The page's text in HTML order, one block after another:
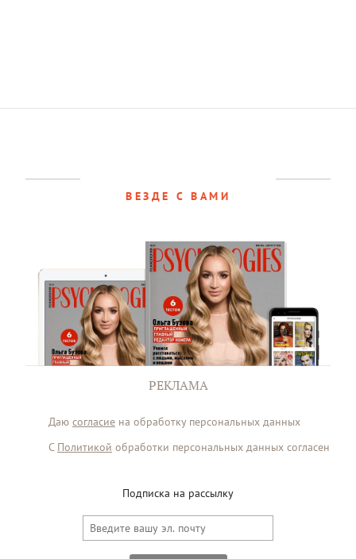
ВЕЗДЕ С ВАМИ
РЕКЛАМА
Даю согласие на обработку персональных данных
С Политикой обработки персональных данных согласен
Подписка на рассылку